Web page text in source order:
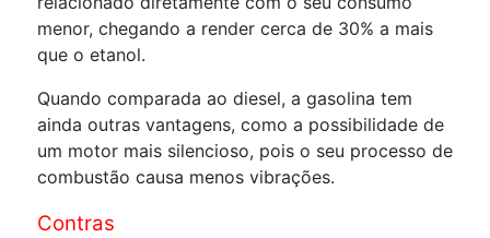
menor, chegando a render cerca de 30% a mais
que o etanol.
Quando comparada ao diesel, a gasolina tem
ainda outras vantagens, como a possibilidade de
um motor mais silencioso, pois o seu processo de
combustão causa menos vibrações.
Contras